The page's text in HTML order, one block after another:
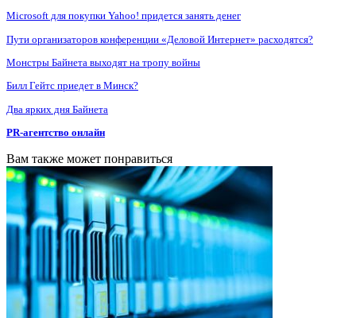
Microsoft для покупки Yahoo! придется занять денег
Пути организаторов конференции «Деловой Интернет» расходятся?
Монстры Байнета выходят на тропу войны
Билл Гейтс приедет в Минск?
Два ярких дня Байнета
PR-агентство онлайн
Вам также может понравиться